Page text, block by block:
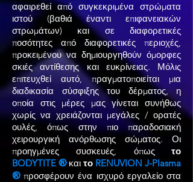
αφαιρεθεί από συγκεκριμένα στρώματα
ιστού (βαθιά έναντι επιφανειακών
στρωμάτων) και σε διαφορετικές
ποσότητες από διαφορετικές περιοχές,
προκειμένου να δημιουργηθούν όμορφες
σκιές αντίθεσης και ευκρίνειας. Μόλις
επιτευχθεί αυτό, πραγματοποιείται μια
διαδικασία σύσφιξης του δέρματος, η
οποία στις μέρες μας γίνεται συνήθως
χωρίς να χρειάζονται μεγάλες / ορατές
ουλές, όπως στην πιο παραδοσιακή
χειρουργική ανόρθωσης σώματος. Οι
προηγμένες συσκευές, όπως
το
BODYTITE ® και το RENUVION J-Plasma
® προσφέρουν ένα ισχυρό εργαλείο στα